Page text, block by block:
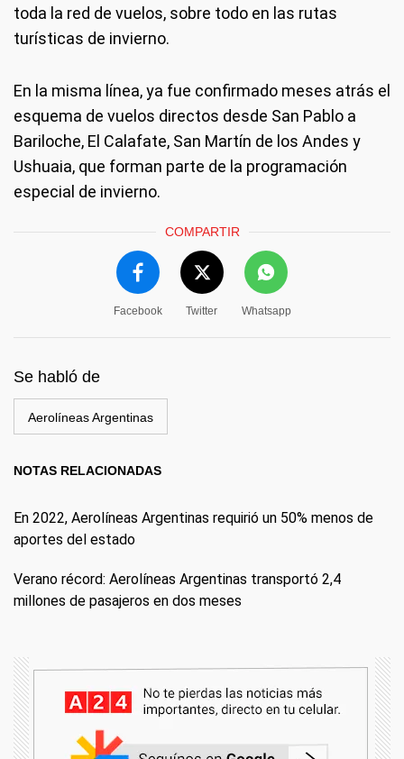
toda la red de vuelos, sobre todo en las rutas
turísticas de invierno.
En la misma línea, ya fue confirmado meses atrás el
esquema de vuelos directos desde San Pablo a
Bariloche, El Calafate, San Martín de los Andes y
Ushuaia, que forman parte de la programación
especial de invierno.
COMPARTIR
Facebook Twitter Whatsapp
Se habló de
Aerolíneas Argentinas
NOTAS RELACIONADAS
En 2022, Aerolíneas Argentinas requirió un 50% menos de
aportes del estado
Verano récord: Aerolíneas Argentinas transportó 2,4
millones de pasajeros en dos meses